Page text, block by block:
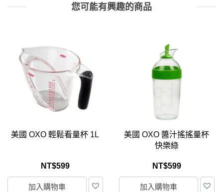
您可能有興趣的商品
美國 OXO 醬汁搖搖量杯
NT$599
加入購物車
美國 OXO 矽膠餅乾鏟 (野
莓紅)
NT$599
加入購物車